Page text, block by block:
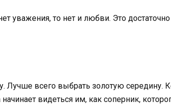
уважения, то нет и любви. Это достаточно
Лучше всего выбрать золотую середину.
видеться им, как соперник,